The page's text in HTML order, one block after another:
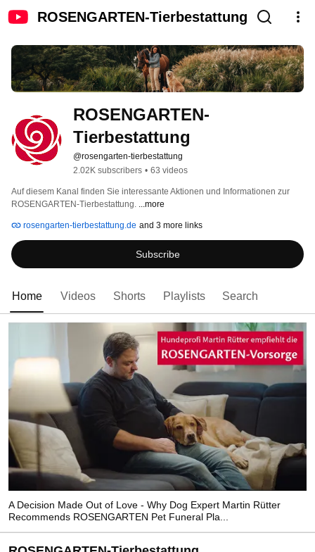
ROSENGARTEN-Tierbestattung
ROSENGARTEN-
Tierbestattung
@rosengarten-tierbestattung
2.02K subscribers • 63 videos
Auf diesem Kanal finden Sie interessante Aktionen und Informationen zur
ROSENGARTEN-Tierbestattung. ...more
rosengarten-tierbestattung.de and 3 more links
Subscribe
Home Videos Shorts Playlists Search
A Decision Made Out of Love - Why Dog Expert Martin Rütter
Recommends ROSENGARTEN Pet Funeral Pla...